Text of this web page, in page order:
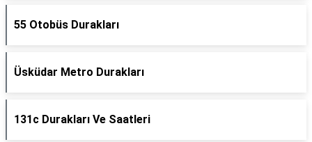
55 Otobüs Durakları
Üsküdar Metro Durakları
131c Durakları Ve Saatleri